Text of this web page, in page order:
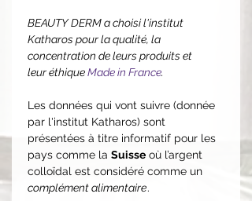
BEAUTY DERM a choisi l'institut
Katharos pour la qualité, la
concentration de leurs produits et
leur éthiqueMade in France.
Les données qui vont suivre (donnée
par l'institut Katharos) sont
présentées à titre informatif pour les
pays comme la Suisse où l’argent
colloïdal est considéré comme un
complément alimentaire.